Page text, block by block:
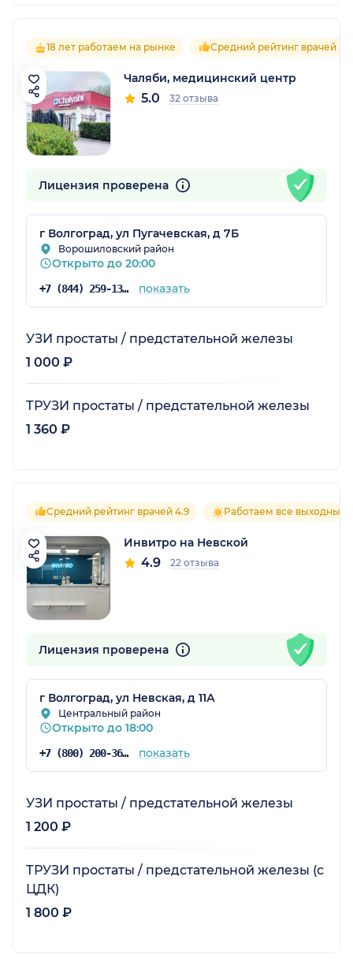
18 лет работаем на рынке Средний рейтинг врачей 5.0
Чаляби, медицинский центр
5.0 32 отзыва
Лицензия проверена
г Волгоград, ул Пугачевская, д 7Б
Ворошиловский район
Открыто до 20:00
+7 (844) 259-13-87 показать
УЗИ простаты / предстательной железы
1 000 ₽
ТРУЗИ простаты / предстательной железы
1 360 ₽
Средний рейтинг врачей 4.9 Работаем все выходные
Инвитро на Невской
4.9 22 отзыва
Лицензия проверена
г Волгоград, ул Невская, д 11А
Центральный район
Открыто до 18:00
+7 (800) 200-36-30 показать
УЗИ простаты / предстательной железы
1 200 ₽
ТРУЗИ простаты / предстательной железы (с
ЦДК)
1 800 ₽